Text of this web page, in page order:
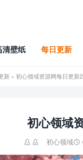
清壁纸 每日更新
新 » 初心领域资源网每日更新
初心领域
 初心领域